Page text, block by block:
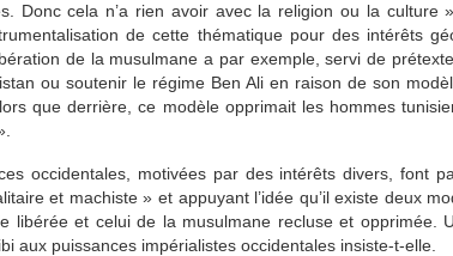
Donc cela n’a rien avoir avec la religion ou la culture
de cette thématique pour des intérêts
de la musulmane a par exemple, servi de
ou soutenir le régime Ben Ali en raison de son
que derrière, ce modèle opprimait les hommes
occidentales, motivées par des intérêts divers, font
et machiste » et appuyant l’idée qu’il existe deux
libérée et celui de la musulmane recluse et opprimée.
aux puissances impérialistes occidentales insiste-t-elle.